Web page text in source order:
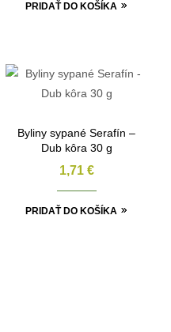
PRIDAŤ DO KOŠÍKA
Byliny sypané Serafín –
Dub kôra 30 g
1,71 €
PRIDAŤ DO KOŠÍKA